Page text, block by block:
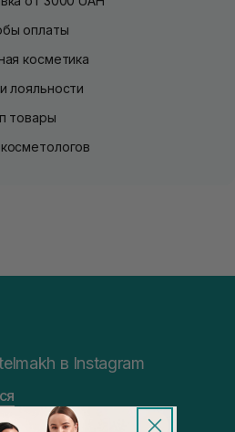
оплаты
косметика
лояльности
товары
в Instagram